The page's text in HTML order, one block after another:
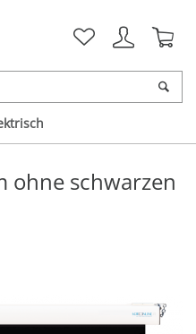
ohne schwarzen